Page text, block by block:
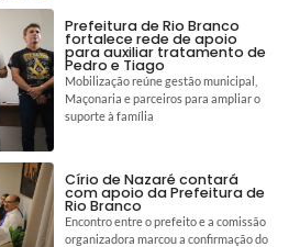
Prefeitura de Rio Branco
fortalece rede de apoio
para auxiliar tratamento de
Pedro e Tiago
Mobilização reúne gestão municipal,
Maçonaria e parceiros para ampliar o
suporte à família
Círio de Nazaré contará
com apoio da Prefeitura de
Rio Branco
Encontro entre o prefeito e a comissão
organizadora marcou a confirmação do